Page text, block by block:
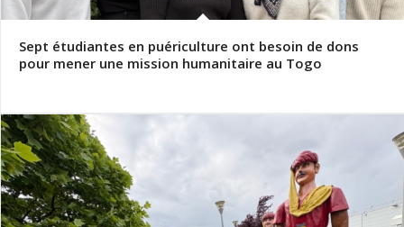
Sept étudiantes en puériculture ont besoin de dons
pour mener une mission humanitaire au Togo